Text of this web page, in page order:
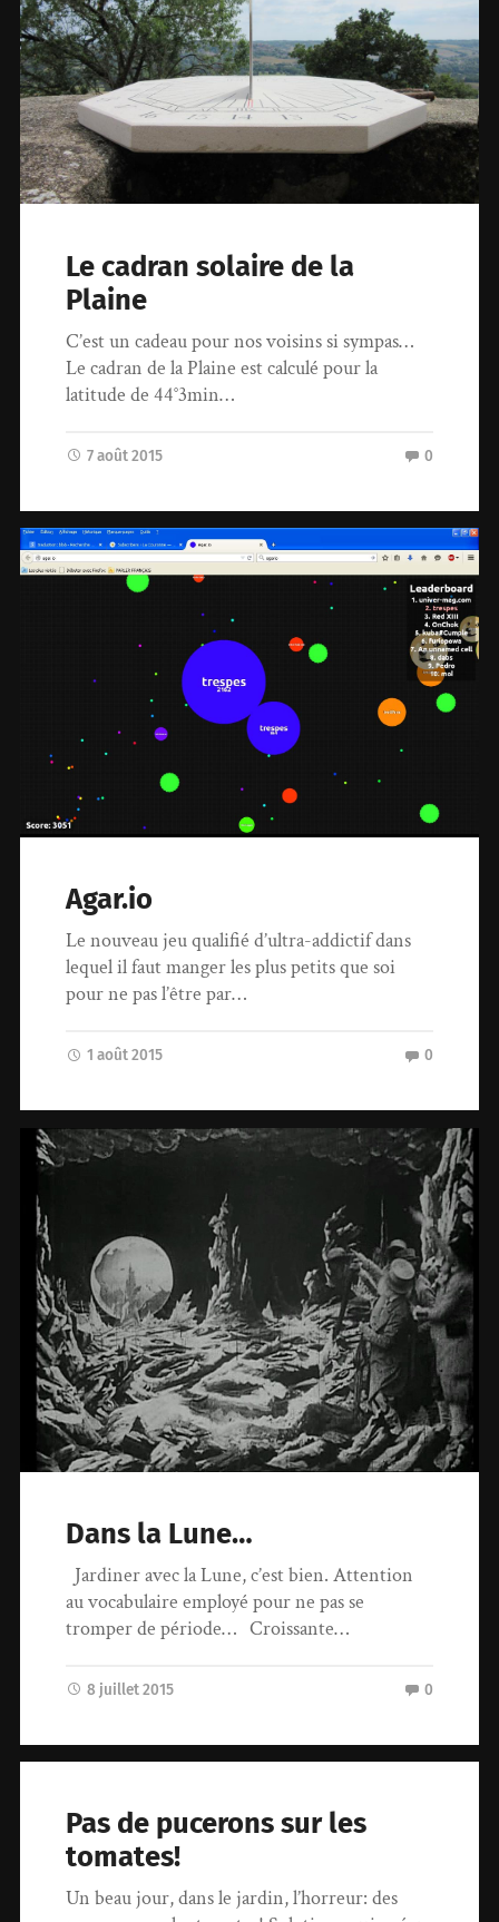
Le cadran solaire de la
Plaine
C’est un cadeau pour nos voisins si sympas…
Le cadran de la Plaine est calculé pour la
latitude de 44°3min…
7 août 2015 0
Agar.io
Le nouveau jeu qualifié d’ultra-addictif dans
lequel il faut manger les plus petits que soi
pour ne pas l’être par…
1 août 2015 0
Dans la Lune…
Jardiner avec la Lune, c’est bien. Attention
au vocabulaire employé pour ne pas se
tromper de période… Croissante…
8 juillet 2015 0
Pas de pucerons sur les
tomates!
Un beau jour, dans le jardin, l’horreur: des